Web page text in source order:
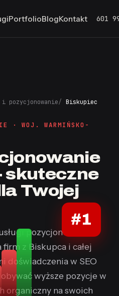
PortfolioBlogKontakt 601
i pozycjonowanie Biskupiec
· WOJ. WARMIŃSKO-
skuteczne
Twojej
pozycjonowania
z Biskupca i całej
doświadczenia w SEO
wyższe pozycje w
organiczny na swoich